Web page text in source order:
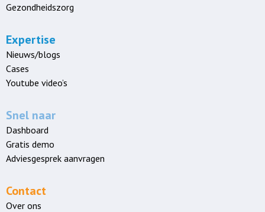
Gezondheidszorg
Expertise
Nieuws/blogs
Cases
Youtube video’s
Snel naar
Dashboard
Gratis demo
Adviesgesprek aanvragen
Contact
Over ons